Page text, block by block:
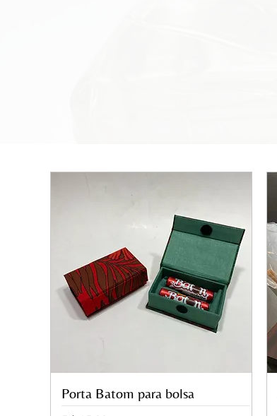
Visualização rápida
Porta Batom para bolsa